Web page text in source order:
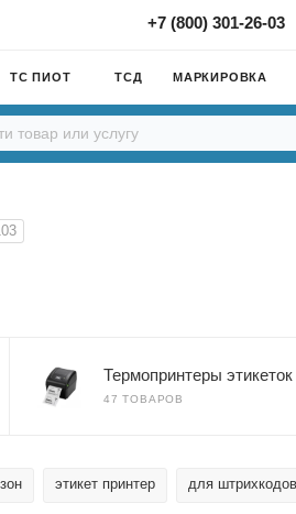
+7 (800) 301-26-03
ТС ПИОТ ТСД МАРКИРОВКА
Термопринтеры этикеток
47 ТОВАРОВ
этикет принтер для штрихкодов